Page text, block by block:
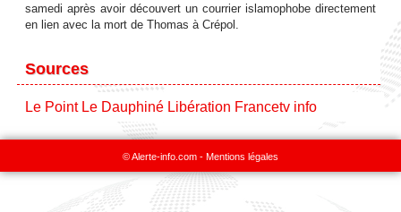
samedi après avoir découvert un courrier islamophobe directement
en lien avec la mort de Thomas à Crépol.
Sources
Le Point Le Dauphiné Libération Francetv info
© Alerte-info.com - Mentions légales